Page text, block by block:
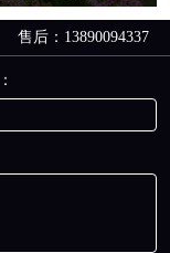
售后：13890094337